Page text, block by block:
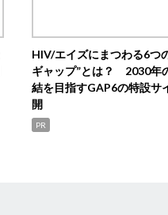
HIV/エイズにまつわる6つ
ギャップ”とは？ 2030年
結を目指すGAP6の特設サ
開
PR